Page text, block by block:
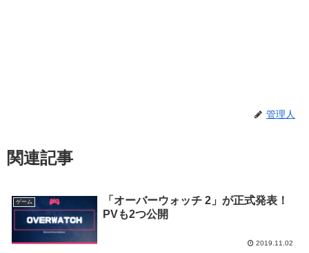
管理人
関連記事
ゲーム
「オーバーウォッチ 2」が正式発表！
PVも2つ公開
2019.11.02